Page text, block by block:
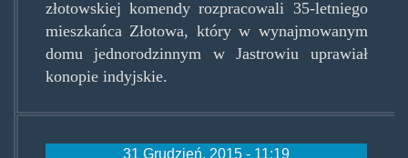
złotowskiej komendy rozpracowali 35-letniego
mieszkańca Złotowa, który w wynajmowanym
domu jednorodzinnym w Jastrowiu uprawiał
konopie indyjskie.
31 Grudzień, 2015 - 11:19